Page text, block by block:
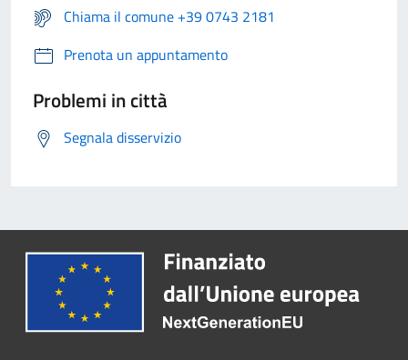
Chiama il comune +39 0743 2181
Prenota un appuntamento
Problemi in città
Segnala disservizio